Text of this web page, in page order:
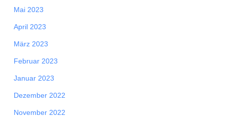
Mai 2023
April 2023
März 2023
Februar 2023
Januar 2023
Dezember 2022
November 2022